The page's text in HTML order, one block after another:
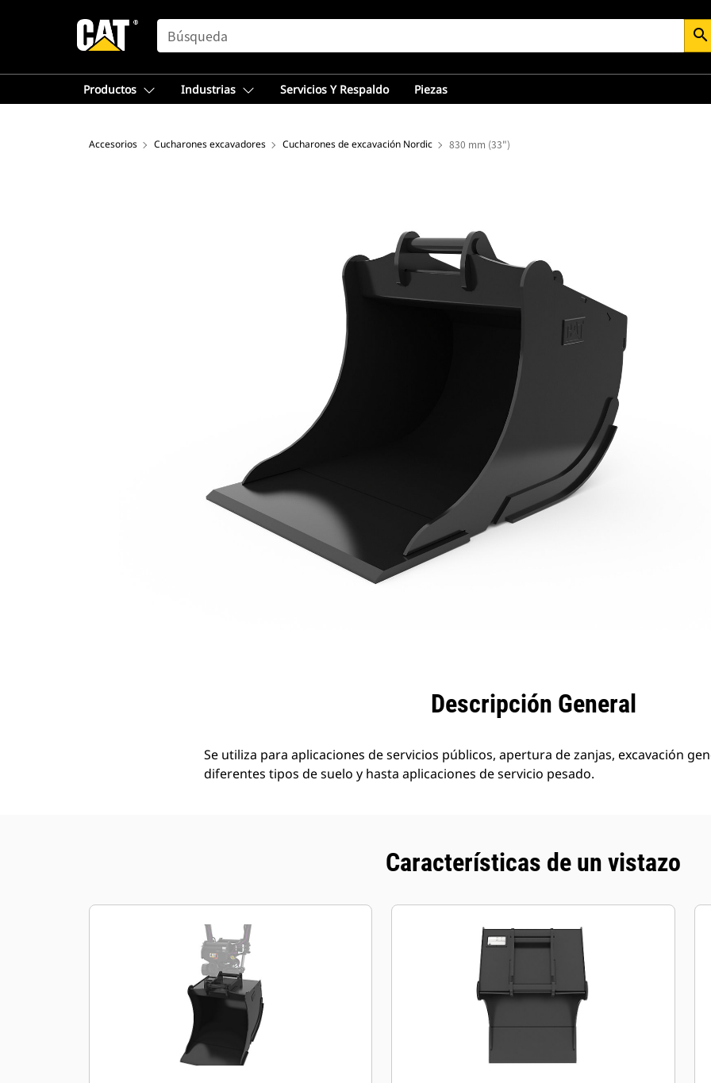
SEARCH search
Productos Industrias Servicios Y Respaldo Piezas
Accesorios Cucharones excavadores Cucharones de excavación Nordic 830 mm (33")
Descripción General
Se utiliza para aplicaciones de servicios públicos, apertura de zanjas, excavación
diferentes tipos de suelo y hasta aplicaciones de servicio pesado.
Características de un vistazo